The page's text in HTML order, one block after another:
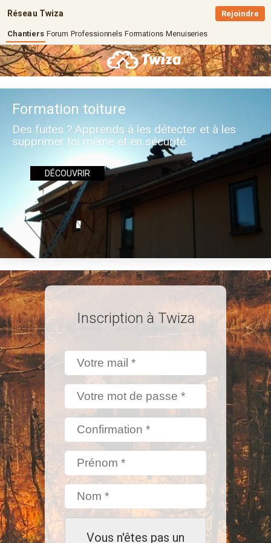
Réseau Twiza
Chantiers Forum Professionnels Formations Menuiseries
Rejoindre
Formation toiture
Des fuites ? Apprends à les détecter et à les
supprimer toi même et en sécurité.
DÉCOUVRIR
Inscription à Twiza
Vous n'êtes pas un